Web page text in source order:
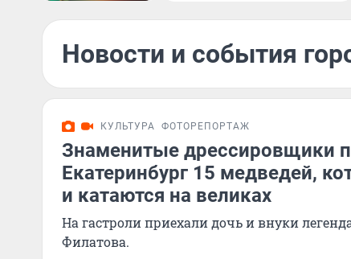
Новости и события
КУЛЬТУРА ФОТОРЕПОРТАЖ
Знаменитые дрессировщики
Екатеринбург 15 медведей,
и катаются на великах
На гастроли приехали дочь и внуки
Филатова.